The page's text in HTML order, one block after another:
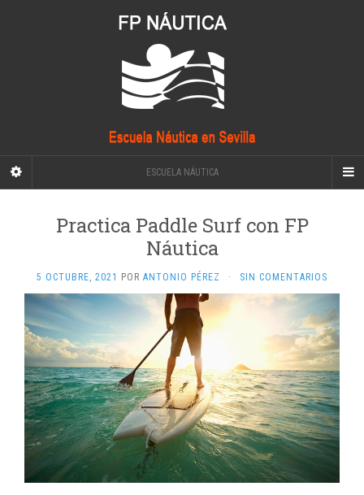
ESCUELA NÁUTICA
Practica Paddle Surf con FP
Náutica
5 OCTUBRE, 2021 POR ANTONIO PÉREZ · SIN COMENTARIOS